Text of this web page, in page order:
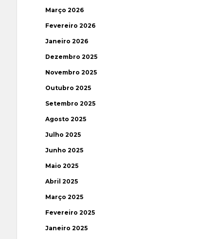
Março 2026
Fevereiro 2026
Janeiro 2026
Dezembro 2025
Novembro 2025
Outubro 2025
Setembro 2025
Agosto 2025
Julho 2025
Junho 2025
Maio 2025
Abril 2025
Março 2025
Fevereiro 2025
Janeiro 2025